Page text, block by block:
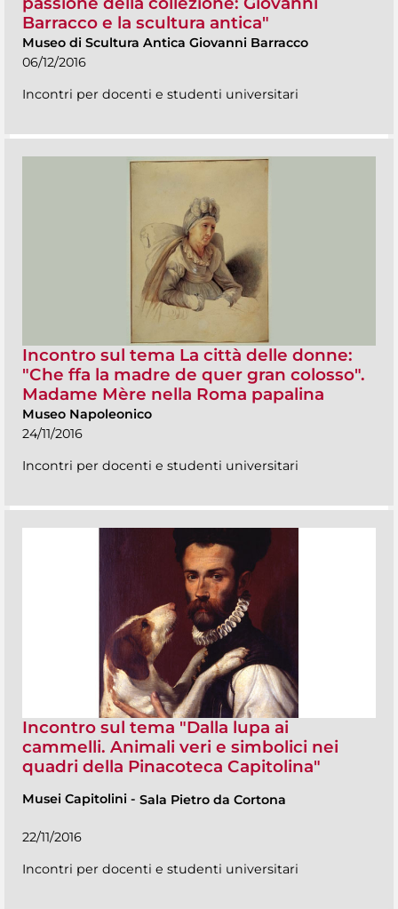
Barracco e la scultura antica"
Museo di Scultura Antica Giovanni Barracco
06/12/2016
Incontri per docenti e studenti universitari
Incontro sul tema La città delle donne:
"Che ffa la madre de quer gran colosso".
Madame Mère nella Roma papalina
Museo Napoleonico
24/11/2016
Incontri per docenti e studenti universitari
Incontro sul tema "Dalla lupa ai
cammelli. Animali veri e simbolici nei
quadri della Pinacoteca Capitolina"
Musei Capitolini - Sala Pietro da Cortona
22/11/2016
Incontri per docenti e studenti universitari